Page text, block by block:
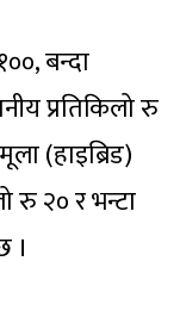
बन्दा
प्रतिकिलो रु
(हाइब्रिड)
रु २० र भन्टा
।